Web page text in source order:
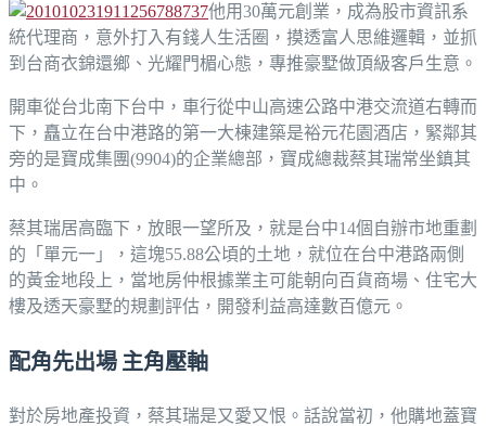
他用30萬元創業，成為股市資訊系
統代理商，意外打入有錢人生活圈，摸透富人思維邏輯，並抓
到台商衣錦還鄉、光耀門楣心態，專推豪墅做頂級客戶生意。
開車從台北南下台中，車行從中山高速公路中港交流道右轉而
下，矗立在台中港路的第一大棟建築是裕元花園酒店，緊鄰其
旁的是寶成集團(9904)的企業總部，寶成總裁蔡其瑞常坐鎮其
中。
蔡其瑞居高臨下，放眼一望所及，就是台中14個自辦市地重劃
的「單元一」，這塊55.88公頃的土地，就位在台中港路兩側
的黃金地段上，當地房仲根據業主可能朝向百貨商場、住宅大
樓及透天豪墅的規劃評估，開發利益高達數百億元。
配角先出場 主角壓軸
對於房地產投資，蔡其瑞是又愛又恨。話說當初，他購地蓋寶